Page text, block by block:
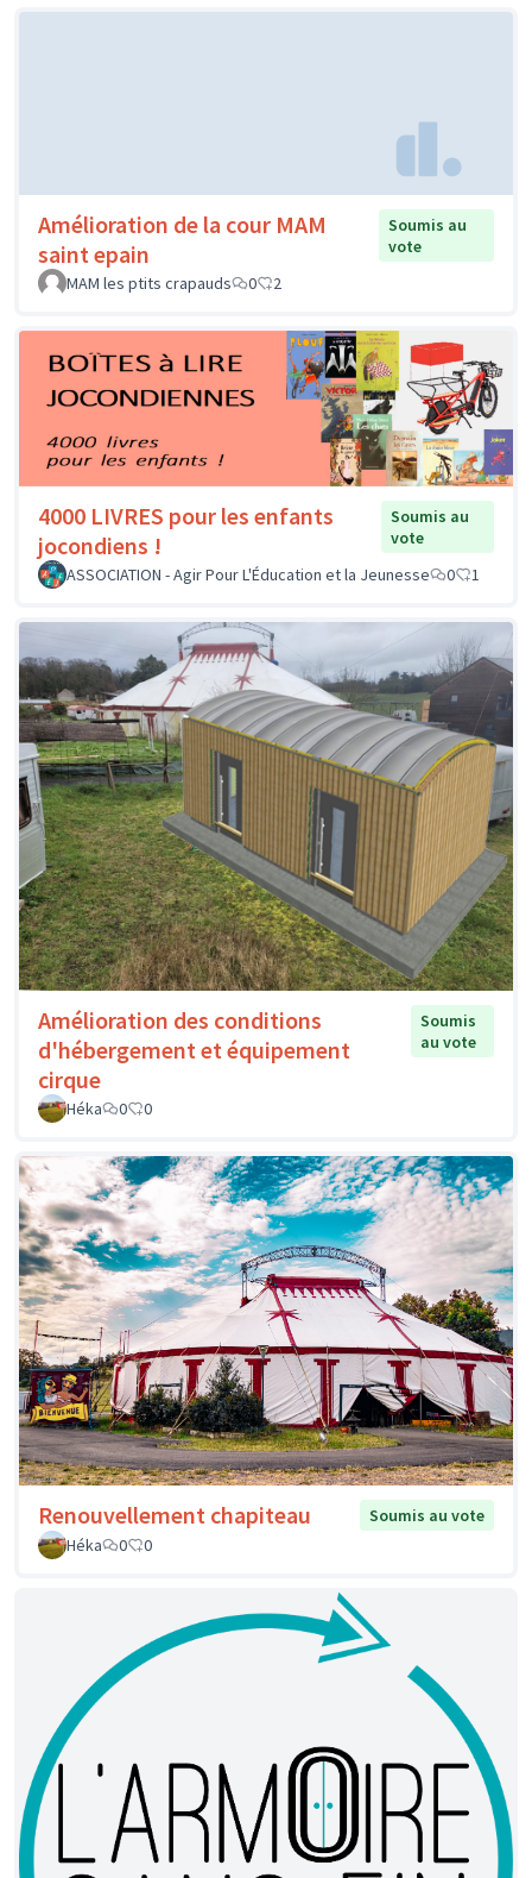
Amélioration de la cour MAM
saint epain
Soumis au
vote
MAM les ptits crapauds
0 2
4000 LIVRES pour les enfants
jocondiens !
Soumis au
vote
ASSOCIATION - Agir Pour L'Éducation et la Jeunesse
0 1
Amélioration des conditions
d'hébergement et équipement
cirque
Soumis
au vote
Héka 0 0
Renouvellement chapiteau
Soumis au vote
Héka
0 0